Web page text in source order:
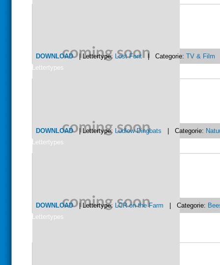
DOWNLOAD| Lettertype: Lost Font| Categorie: TV & Film
Lettertypes
DOWNLOAD| Lettertype: Ludlow Dingbats | Categorie:
Lettertypes
DOWNLOAD| Lettertype: LCR on the Farm | Categorie:
Lettertypes